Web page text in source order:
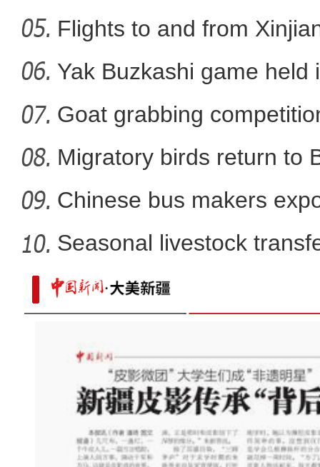
新疆墨玉县：蘑菇大棚
实拍新疆兵团首条“疆电
Flights to and from
Yak Buzkashi game held
Goat grabbing
Migratory birds return to
Chinese bus makers
energy ve
Seasonal livestock